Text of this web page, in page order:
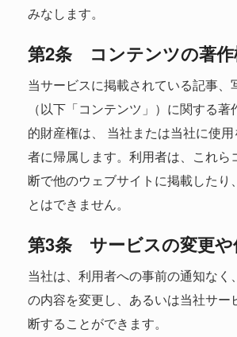
みなします。
第2条 コンテンツの著
当サービスに掲載されている記事、
（以下「コンテンツ」）に関する
的財産権は、 当社または当社に使
者に帰属します。利用者は、これら
断で他のウェブサイトに掲載したり
とはできません。
第3条 サービスの変更や
当社は、利用者への事前の通知なく
の内容を変更し、あるいは当社サー
断することができます。